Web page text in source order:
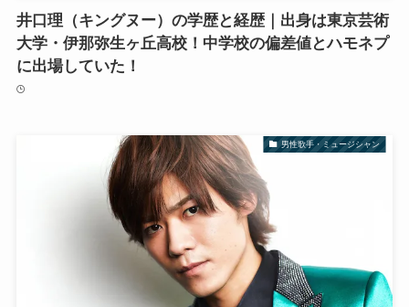
井口理（キングヌー）の学歴と経歴｜出身は東京芸術
大学・伊那弥生ヶ丘高校！中学校の偏差値とハモネプ
に出場していた！
男性歌手・ミュージシャン